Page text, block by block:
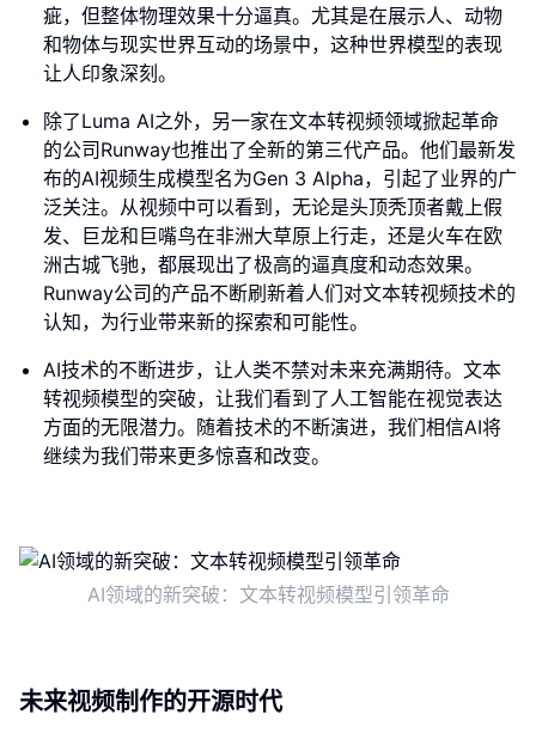
疵，但整体物理效果十分逼真。尤其是在展示人、动物
和物体与现实世界互动的场景中，这种世界模型的表现
让人印象深刻。
除了Luma AI之外，另一家在文本转视频领域掀起革命
的公司Runway也推出了全新的第三代产品。他们最新发
布的AI视频生成模型名为Gen 3 Alpha，引起了业界的广
泛关注。从视频中可以看到，无论是头顶秃顶者戴上假
发、巨龙和巨嘴鸟在非洲大草原上行走，还是火车在欧
洲古城飞驰，都展现出了极高的逼真度和动态效果。
Runway公司的产品不断刷新着人们对文本转视频技术的
认知，为行业带来新的探索和可能性。
AI技术的不断进步，让人类不禁对未来充满期待。文本
转视频模型的突破，让我们看到了人工智能在视觉表达
方面的无限潜力。随着技术的不断演进，我们相信AI将
继续为我们带来更多惊喜和改变。
AI领域的新突破：文本转视频模型引领革命
未来视频制作的开源时代